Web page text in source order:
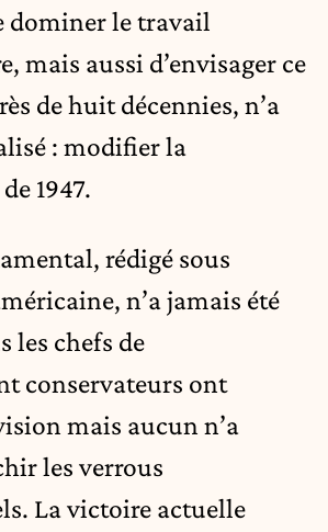
dominer le travail
mais aussi d’envisager ce
de huit décennies, n’a
: modifier la
1947.
rédigé sous
n’a jamais été
les chefs de
conservateurs ont
mais aucun n’a
les verrous
La victoire actuelle